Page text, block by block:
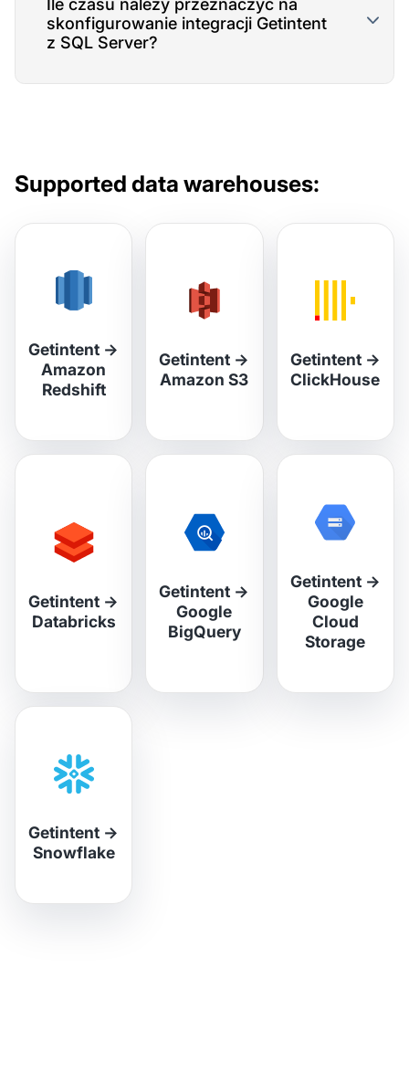
Ile czasu należy przeznaczyć na
skonfigurowanie integracji Getintent
z SQL Server?
Supported data warehouses:
Getintent →
Amazon
Redshift
Getintent →
Amazon S3
Getintent→
ClickHouse
Getintent →
Databricks
Getintent →
Google
BigQuery
Getintent→
Google
Cloud
Storage
Getintent →
Snowflake